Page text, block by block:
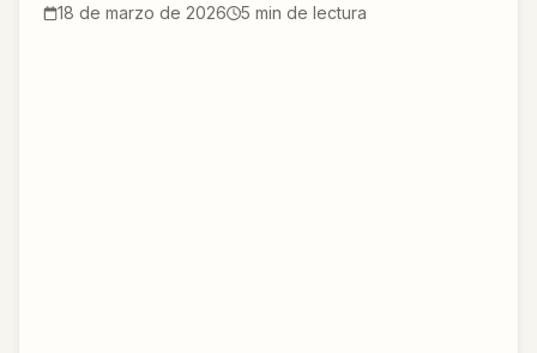
18 de marzo de 2026 5 min de lectura